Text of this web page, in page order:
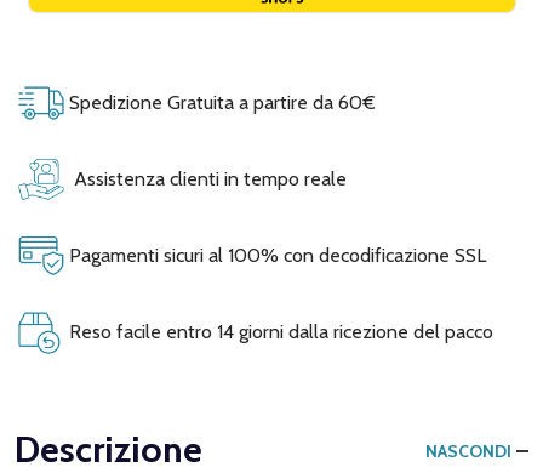
Spedizione Gratuita a partire da 60€
Assistenza clienti in tempo reale
Pagamenti sicuri al 100% con decodificazione SSL
Reso facile entro 14 giorni dalla ricezione del pacco
Descrizione NASCONDI